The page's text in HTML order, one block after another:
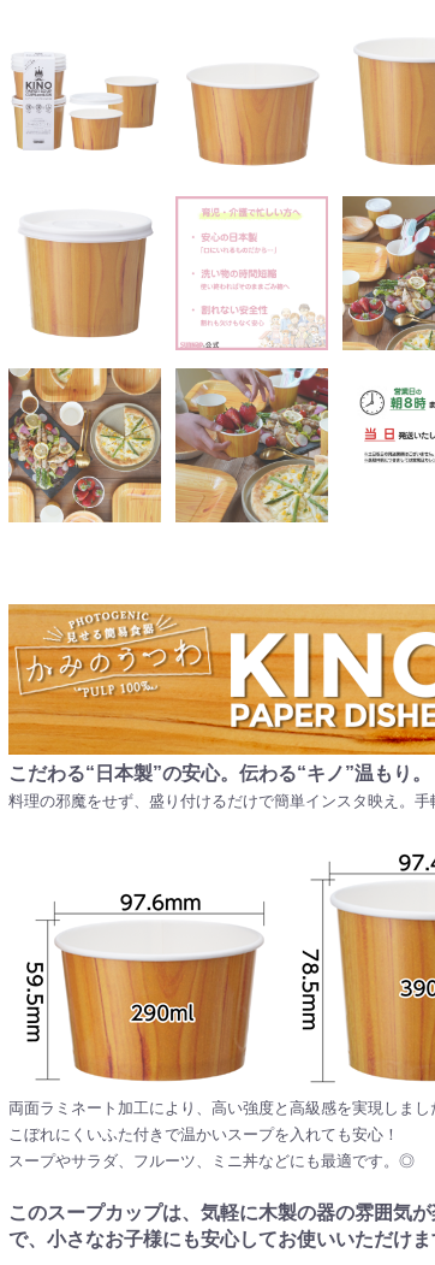
こだわる“日本製”の安心。伝わる“キノ”温もり。
料理の邪魔をせず、盛り付けるだけで簡単インスタ映え。
両面ラミネート加工により、高い強度と高級感を実現しまし
こぼれにくいふた付きで温かいスープを入れても安心！
スープやサラダ、フルーツ、ミニ丼などにも最適です。◎
このスープカップは、気軽に木製の器の雰囲気
で、小さなお子様にも安心してお使いいただけま